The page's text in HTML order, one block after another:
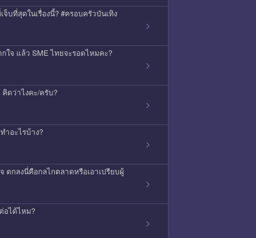
บที่สุดในเรื่องนี้? #ครอบครัวบันเทิง
จ แล้ว SME ไทยจะรอดไหมคะ?
ดว่าไงคะ/ครับ?
ำอะไรบ้าง?
ตกลงนี่คือกลไกตลาดหรือเอาเปรียบผู้
อได้ไหม?